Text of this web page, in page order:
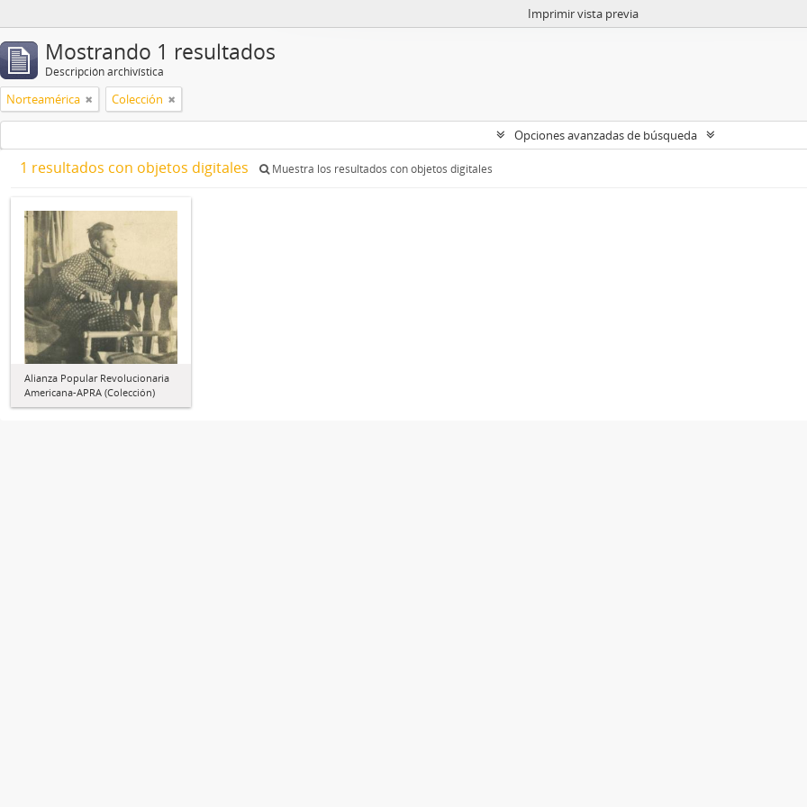
Imprimir vista previa
Mostrando 1 resultados
Descripción archivística
Norteamérica Colección
Opciones avanzadas de búsqueda
1 resultados con objetos digitales Muestra los resultados con objetos digitales
Alianza Popular Revolucionaria
Americana-APRA (Colección)